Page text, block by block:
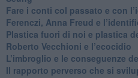
​Fare i conti col passato e con
​Ferenczi, Anna Freud e
Plastica fuori di noi e plastica
​Roberto Vecchioni e l’ecocidio
​L’imbroglio e le conseguenze
​Il rapporto perverso che si